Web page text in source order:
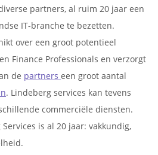
partners, al ruim 20 jaar een
IT-branche te bezetten.
over een groot potentieel
Finance Professionals en verzorgt
de partners een groot aantal
. Lindeberg services kan tevens
commerciële diensten.
is al 20 jaar: vakkundig,